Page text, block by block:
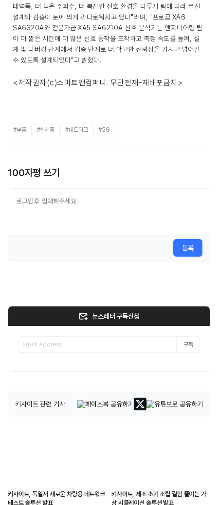
대역폭, 더 높은 주파수, 더 복잡한 신호 환경을 다루게 됨에 따라 무선
설계와 검증이 눈에 띄게 까다로워지고 있다"라며, "프로급 XA6
SA6320A와 전문가급 XA5 SA6210A 신호 분석기는 엔지니어링 팀
이 더 짧은 시간에 더 많은 신호 동작을 포착하고 측정 속도를 높여, 설
계 및 디버깅 단계에서 검증 단계로 더 확고한 신뢰성을 가지고 넘어갈
수 있도록 설계되었다"고 밝혔다.
<저작권자(c)스마트앤컴퍼니. 무단전재-재배포금지>
#부품 #신제품 #네트워크 #5G
100자평 쓰기
등록
뉴스레터 구독신청
구독
키사이트 관련 기사
키사이트, 독일서 새로운 차량용 네트워크
테스트 솔루션 발표
키사이트, 제조 초기 조립 결함 줄이는 가
상 시뮬레이션 솔루션 발표